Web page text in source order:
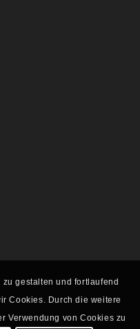
gestalten und fortlaufend
Cookies. Durch die weitere
Verwendung von Cookies zu